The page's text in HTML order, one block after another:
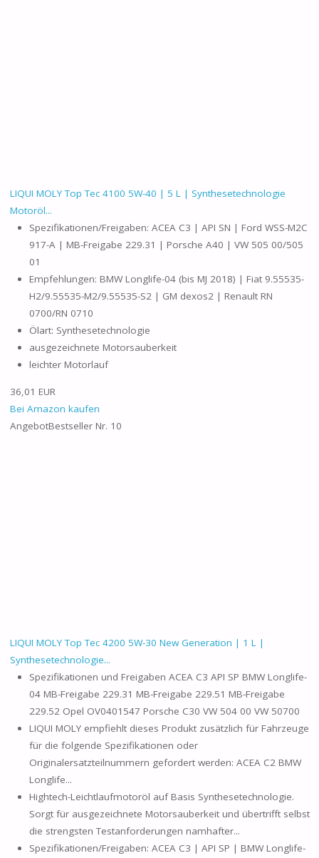
LIQUI MOLY Top Tec 4100 5W-40 | 5 L | Synthesetechnologie
Motoröl...
Spezifikationen/Freigaben: ACEA C3 | API SN | Ford WSS-M2C
917-A | MB-Freigabe 229.31 | Porsche A40 | VW 505 00/505
01
Empfehlungen: BMW Longlife-04 (bis MJ 2018) | Fiat 9.55535-
H2/9.55535-M2/9.55535-S2 | GM dexos2 | Renault RN
0700/RN 0710
Ölart: Synthesetechnologie
ausgezeichnete Motorsauberkeit
leichter Motorlauf
36,01 EUR
Bei Amazon kaufen
AngebotBestseller Nr. 10
LIQUI MOLY Top Tec 4200 5W-30 New Generation | 1 L |
Synthesetechnologie...
Spezifikationen und Freigaben ACEA C3 API SP BMW Longlife-
04 MB-Freigabe 229.31 MB-Freigabe 229.51 MB-Freigabe
229.52 Opel OV0401547 Porsche C30 VW 504 00 VW 50700
LIQUI MOLY empfiehlt dieses Produkt zusätzlich für Fahrzeuge
für die folgende Spezifikationen oder
Originalersatzteilnummern gefordert werden: ACEA C2 BMW
Longlife...
Hightech-Leichtlaufmotoröl auf Basis Synthesetechnologie.
Sorgt für ausgezeichnete Motorsauberkeit und übertrifft selbst
die strengsten Testanforderungen namhafter...
Spezifikationen/Freigaben: ACEA C3 | API SP | BMW Longlife-